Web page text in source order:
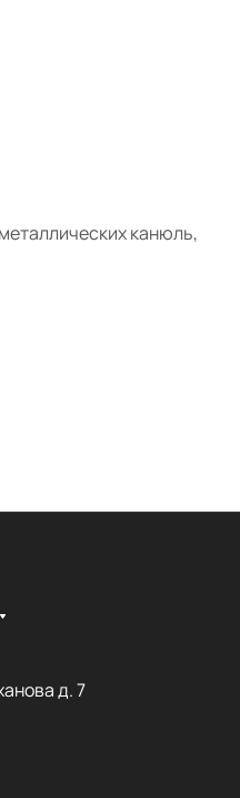
канюль,
д. 7